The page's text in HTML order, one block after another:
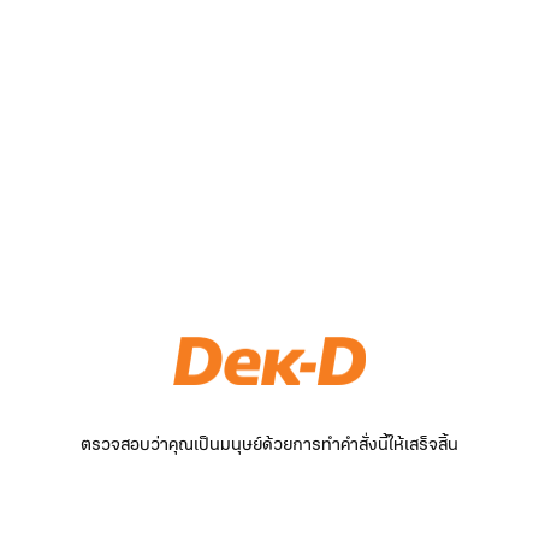
ตรวจสอบว่าคุณเป็นมนุษย์ด้วยการทำคำสั่งนี้ให้เสร็จสิ้น